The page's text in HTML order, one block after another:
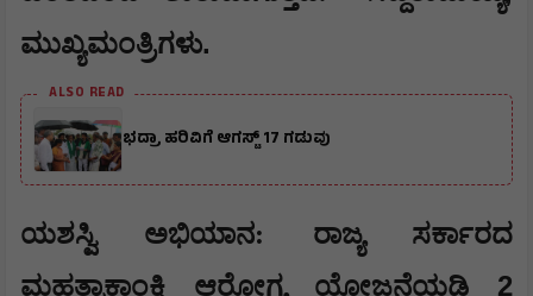
ಮುಖ್ಯಮಂತ್ರಿಗಳು.
ALSO READ
ಭದ್ರಾ ಹರಿವಿಗೆ ಆಗಸ್ಟ್ 17 ಗಡುವು
​​ಯಶಸ್ವಿ ಅಭಿಯಾನ: ರಾಜ್ಯ ಸರ್ಕಾರದ
ಮಹತ್ವಾಕಾಂಕ್ಷಿ ಆರೋಗ್ಯ ಯೋಜನೆಯಡಿ 2